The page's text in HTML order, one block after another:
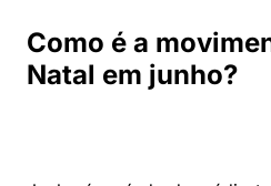
Como é a
Natal em junho?